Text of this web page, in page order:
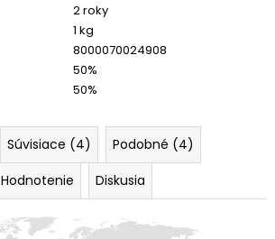
2 roky
1 kg
8000070024908
50%
50%
Súvisiace (4)
Podobné (4)
Hodnotenie
Diskusia